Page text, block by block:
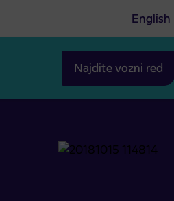
English
Najdite vozni red